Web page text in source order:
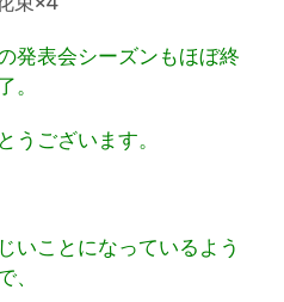
発表会シーズンもほぼ終
。
うございます。
いことになっているよう
、